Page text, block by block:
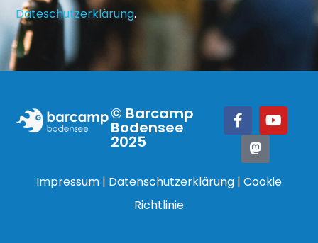
Dateschutzerklärung.
© Barcamp
Bodensee
2025
Impressum | Datenschutzerklärung | Cookie
Richtlinie